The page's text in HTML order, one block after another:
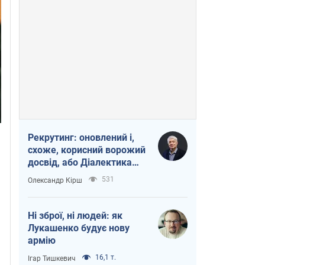
Рекрутинг: оновлений і,
схоже, корисний ворожий
досвід, або Діалектика
вибагливого боягузтва
Олександр Кірш 531
Ні зброї, ні людей: як
Лукашенко будує нову
армію
Ігар Тишкевич 16,1 т.